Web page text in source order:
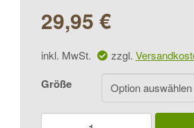
29,95 €
inkl. MwSt. zzgl.
Größe
Zeck